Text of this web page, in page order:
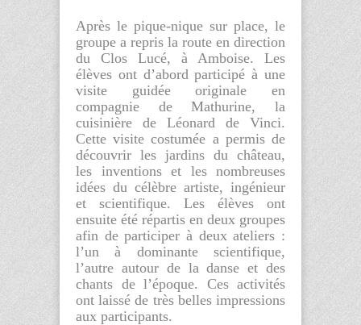
Après le pique-nique sur place, le
groupe a repris la route en direction
du Clos Lucé, à Amboise. Les
élèves ont d’abord participé à une
visite guidée originale en
compagnie deMathurine, la
cuisinière de Léonard de Vinci.
Cette visite costumée a permis de
découvrir les jardins du château,
les inventions et les nombreuses
idées du célèbre artiste, ingénieur
et scientifique. Les élèves ont
ensuite été répartis en deux groupes
afin de participer à deux ateliers :
l’un à dominante scientifique,
l’autre autour de la danse et des
chants de l’époque. Ces activités
ont laissé de très belles impressions
aux participants.